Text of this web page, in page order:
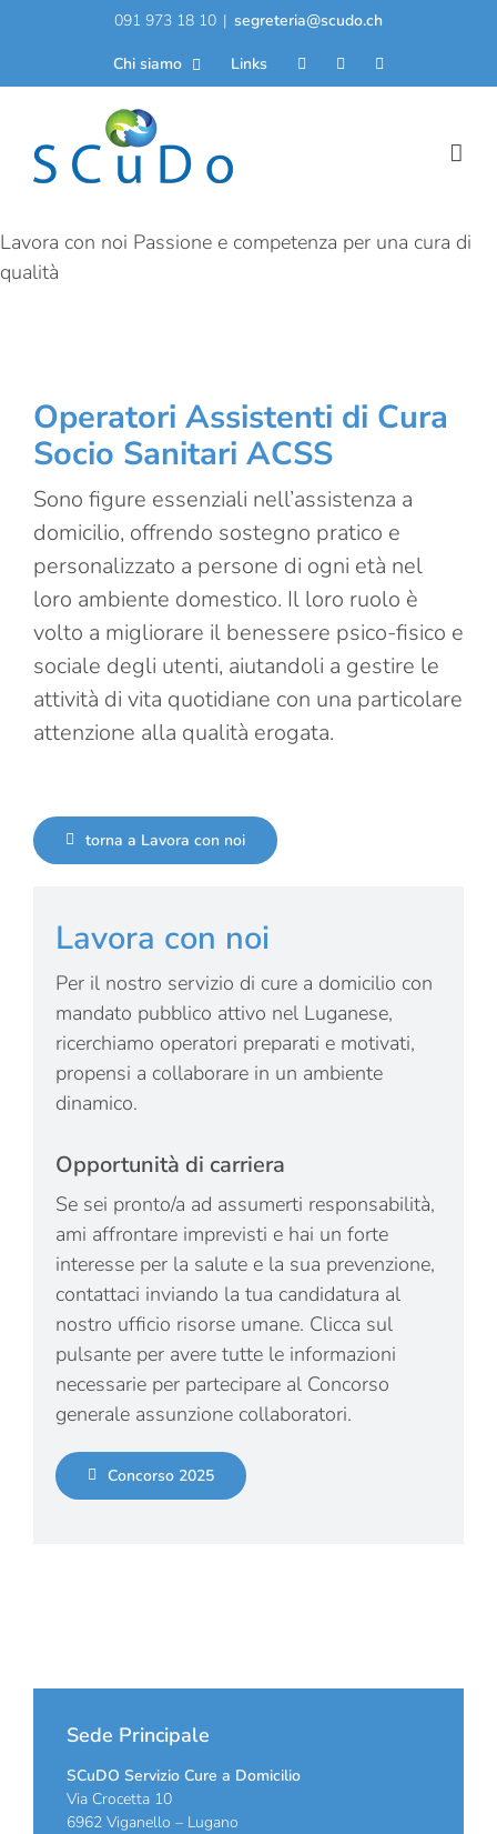
091 973 18 10 | segreteria@scudo.ch
Chi siamo Links
Lavora con noi Passione e competenza per una cura di
qualità
Operatori Assistenti di Cura
Socio Sanitari ACSS
Sono figure essenziali nell’assistenza a
domicilio, offrendo sostegno pratico e
personalizzato a persone di ogni età nel
loro ambiente domestico. Il loro ruolo è
volto a migliorare il benessere psico-fisico e
sociale degli utenti, aiutandoli a gestire le
attività di vita quotidiane con una particolare
attenzione alla qualità erogata.
torna a Lavora con noi
Lavora con noi
Per il nostro servizio di cure a domicilio con
mandato pubblico attivo nel Luganese,
ricerchiamo operatori preparati e motivati,
propensi a collaborare in un ambiente
dinamico.
Opportunità di carriera
Se sei pronto/a ad assumerti responsabilità,
ami affrontare imprevisti e hai un forte
interesse per la salute e la sua prevenzione,
contattaci inviando la tua candidatura al
nostro ufficio risorse umane. Clicca sul
pulsante per avere tutte le informazioni
necessarie per partecipare al Concorso
generale assunzione collaboratori.
Concorso 2025
Sede Principale
SCuDO Servizio Cure a Domicilio
Via Crocetta 10
6962 Viganello – Lugano